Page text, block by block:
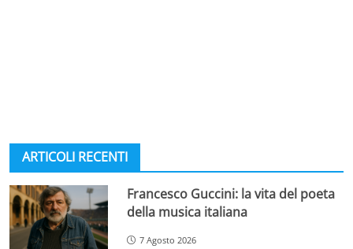
ARTICOLI RECENTI
Francesco Guccini: la vita del poeta
della musica italiana
7 Agosto 2026